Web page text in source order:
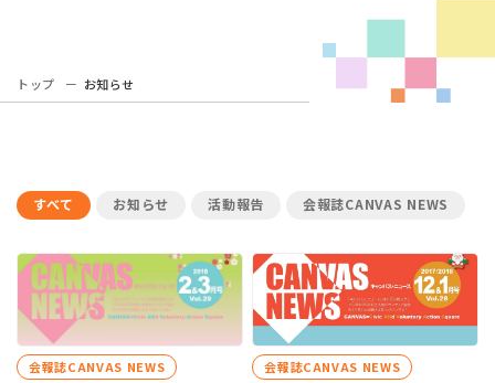
トップ お知らせ
すべて お知らせ 活動報告 会報誌CANVAS NEWS
会報誌CANVAS NEWS 会報誌CANVAS NEWS